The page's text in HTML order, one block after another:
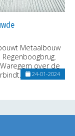
Metaalbouw
over de
24-01-2024